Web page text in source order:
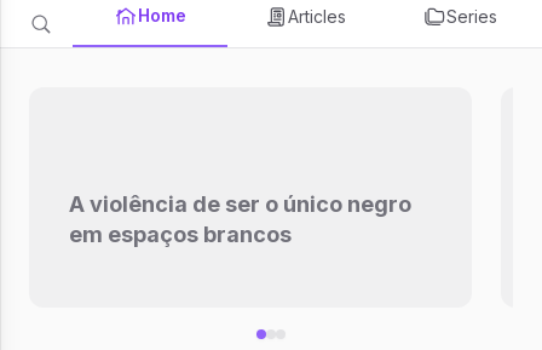
Home Articles Series
A violência de ser o único negro
em espaços brancos